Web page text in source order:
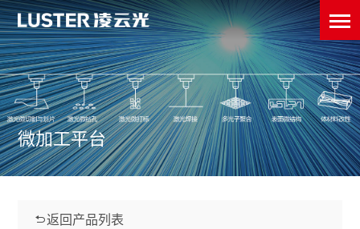
微加工平台
返回产品列表